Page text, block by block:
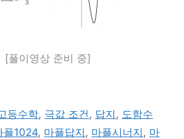
[풀이영상 준비 중]
등수학, 극값 조건 , 답지 , 도함수
플1024, 마플답지 , 마플시너지 , 마